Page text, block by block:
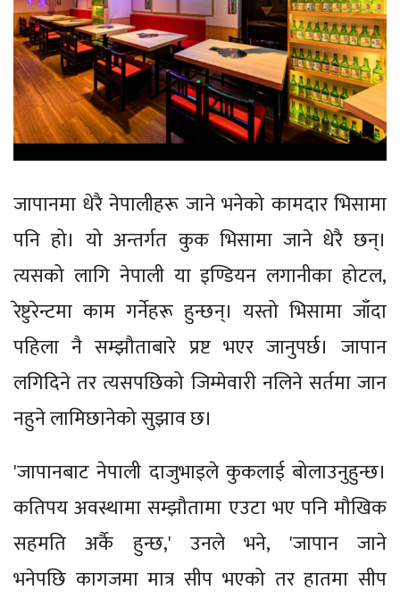
जापानमा धेरै नेपालीहरू जाने भनेको कामदार भिसामा
पनि हो। यो अन्तर्गत कुक भिसामा जाने धेरै छन्।
त्यसको लागि नेपाली या इण्डियन लगानीका होटल,
रेष्टुरेन्टमा काम गर्नेहरू हुन्छन्। यस्तो भिसामा जाँदा
पहिला नै सम्झौताबारे प्रष्ट भएर जानुपर्छ। जापान
लगिदिने तर त्यसपछिको जिम्मेवारी नलिने सर्तमा जान
नहुने लामिछानेको सुझाव छ।
'जापानबाट नेपाली दाजुभाइले कुकलाई बोलाउनुहुन्छ।
कतिपय अवस्थामा सम्झौतामा एउटा भए पनि मौखिक
सहमति अर्कै हुन्छ,' उनले भने, 'जापान जाने
भनेपछि कागजमा मात्र सीप भएको तर हातमा सीप